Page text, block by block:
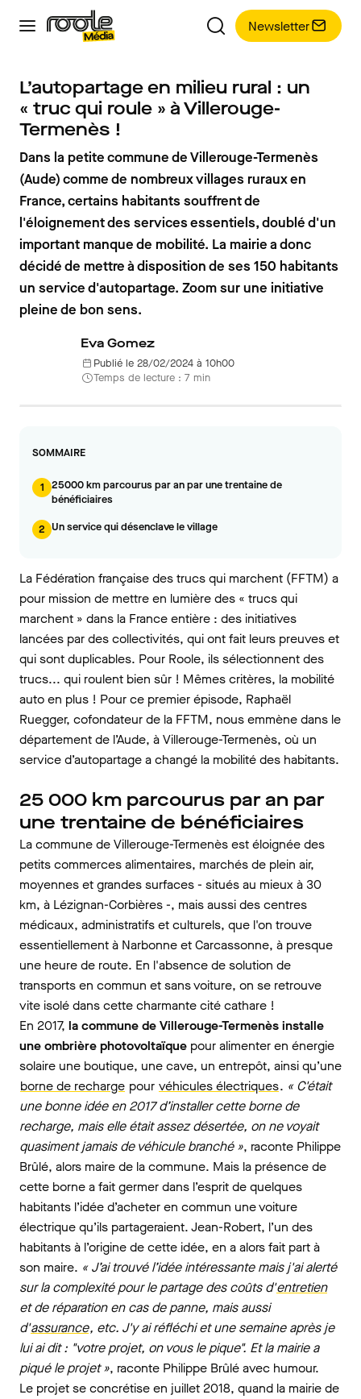
Newsletter
L’autopartage en milieu rural : un
« truc qui roule » à Villerouge-
Termenès !
Dans la petite commune de Villerouge-Termenès
(Aude) comme de nombreux villages ruraux en
France, certains habitants souffrent de
l'éloignement des services essentiels, doublé d'un
important manque de mobilité. La mairie a donc
décidé de mettre à disposition de ses 150 habitants
un service d'autopartage. Zoom sur une initiative
pleine de bon sens.
Eva Gomez
Publié le 28/02/2024 à 10h00
Temps de lecture : 7 min
SOMMAIRE
1 25000 km parcourus par an par une trentaine de
bénéficiaires
2 Un service qui désenclave le village
La Fédération française des trucs qui marchent (FFTM) a
pour mission de mettre en lumière des « trucs qui
marchent » dans la France entière : des initiatives
lancées par des collectivités, qui ont fait leurs preuves et
qui sont duplicables. Pour Roole, ils sélectionnent des
trucs... qui roulent bien sûr ! Mêmes critères, la mobilité
auto en plus ! Pour ce premier épisode, Raphaël
Ruegger, cofondateur de la FFTM, nous emmène dans le
département de l’Aude, à Villerouge-Termenès, où un
service d’autopartage a changé la mobilité des habitants.
25 000 km parcourus par an par
une trentaine de bénéficiaires
La commune de Villerouge-Termenès est éloignée des
petits commerces alimentaires, marchés de plein air,
moyennes et grandes surfaces - situés au mieux à 30
km, à Lézignan-Corbières -, mais aussi des centres
médicaux, administratifs et culturels, que l'on trouve
essentiellement à Narbonne et Carcassonne, à presque
une heure de route. En l'absence de solution de
transports en commun et sans voiture, on se retrouve
vite isolé dans cette charmante cité cathare !
En 2017, la commune de Villerouge-Termenès installe
une ombrière photovoltaïque pour alimenter en énergie
solaire une boutique, une cave, un entrepôt, ainsi qu’une
borne de recharge pour véhicules électriques. « C'était
une bonne idée en 2017 d’installer cette borne de
recharge, mais elle était assez désertée, on ne voyait
quasiment jamais de véhicule branché », raconte Philippe
Brûlé, alors maire de la commune. Mais la présence de
cette borne a fait germer dans l’esprit de quelques
habitants l’idée d’acheter en commun une voiture
électrique qu’ils partageraient. Jean-Robert, l’un des
habitants à l’origine de cette idée, en a alors fait part à
son maire. « J’ai trouvé l’idée intéressante mais j'ai alerté
sur la complexité pour le partage des coûts d'entretien
et de réparation en cas de panne, mais aussi
d'assurance, etc. J'y ai réfléchi et une semaine après je
lui ai dit : "votre projet, on vous le pique". Et la mairie a
piqué le projet », raconte Philippe Brûlé avec humour.
Le projet se concrétise en juillet 2018, quand la mairie de